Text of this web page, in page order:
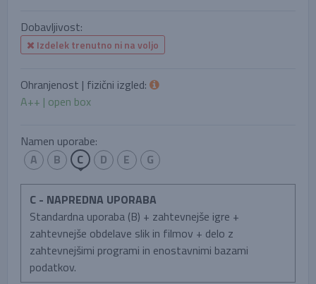
Dobavljivost:
Izdelek trenutno ni na voljo
Ohranjenost | fizični izgled:
A++ | open box
Namen uporabe:
A
B C D E G
C - NAPREDNA UPORABA
Standardna uporaba (B) + zahtevnejše igre +
zahtevnejše obdelave slik in filmov + delo z
zahtevnejšimi programi in enostavnimi bazami
podatkov.